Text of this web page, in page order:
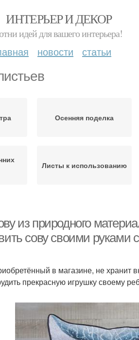
ИНТЕРЬЕР И ДЕКОР
идей для вашего интерьера!
новости статьи
Осенняя поделка
Листы к использованию
листьев
из природного
сову своими
в магазине, не хранит
прекрасную игрушку своему